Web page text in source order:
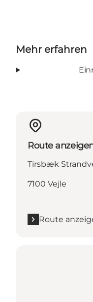
Mehr erfahren
Route
Tirsbæk
7100 Vejle
Route